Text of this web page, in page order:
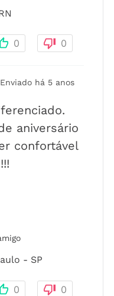
0 0
Enviado há 5 anos
aniversário
confortável
- SP
0 0